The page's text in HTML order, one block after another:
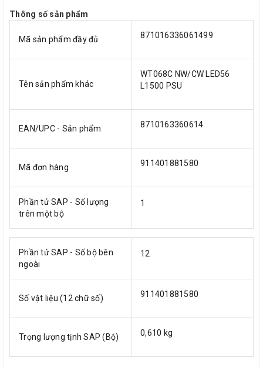
Thông số sản phẩm
Mã sản phẩm đầy đủ 871016336061499
Tên sản phẩm khác
WT068C NW/CW LED56
L1500 PSU
EAN/UPC - Sản phẩm 8710163360614
Mã đơn hàng 911401881580
Phần tử SAP - Số lượng
trên một bộ
1
Phần tử SAP - Số bộ bên
ngoài
12
Số vật liệu (12 chữ số) 911401881580
Trọng lượng tịnh SAP (Bộ) 0,610 kg